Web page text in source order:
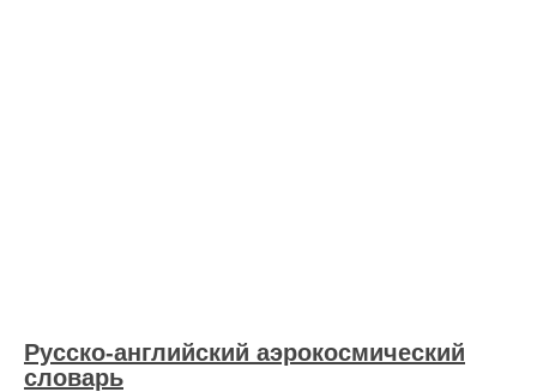
Русско-английский аэрокосмический
словарь